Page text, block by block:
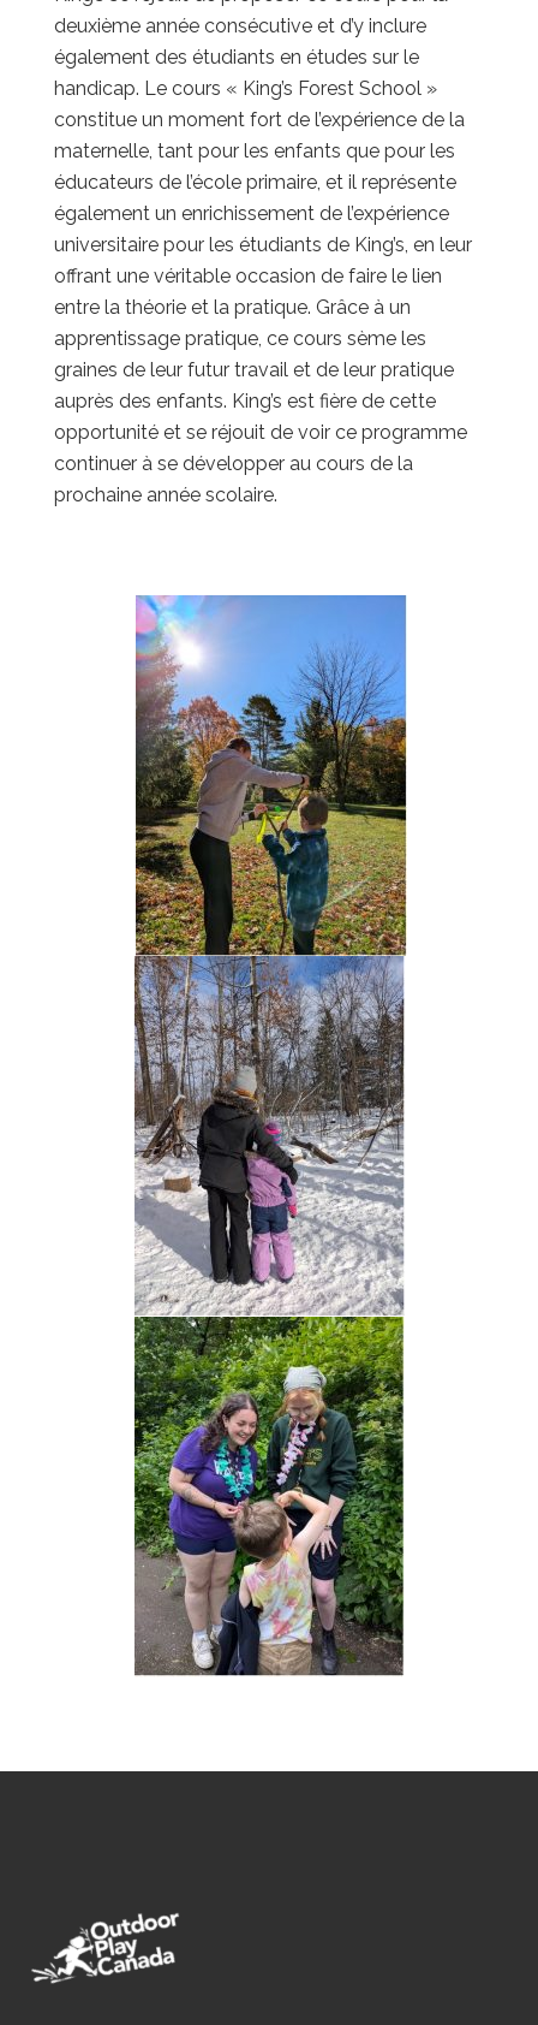
deuxième année consécutive et d’y inclure
également des étudiants en études sur le
handicap. Le cours « King’s Forest School »
constitue un moment fort de l’expérience de la
maternelle, tant pour les enfants que pour les
éducateurs de l’école primaire, et il représente
également un enrichissement de l’expérience
universitaire pour les étudiants de King’s, en leur
offrant une véritable occasion de faire le lien
entre la théorie et la pratique. Grâce à un
apprentissage pratique, ce cours sème les
graines de leur futur travail et de leur pratique
auprès des enfants. King’s est fière de cette
opportunité et se réjouit de voir ce programme
continuer à se développer au cours de la
prochaine année scolaire.